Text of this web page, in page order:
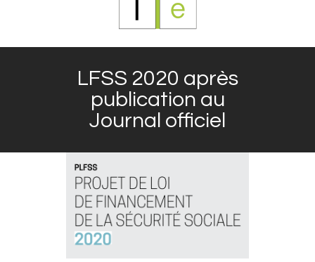
LFSS 2020 après
publication au
Journal officiel